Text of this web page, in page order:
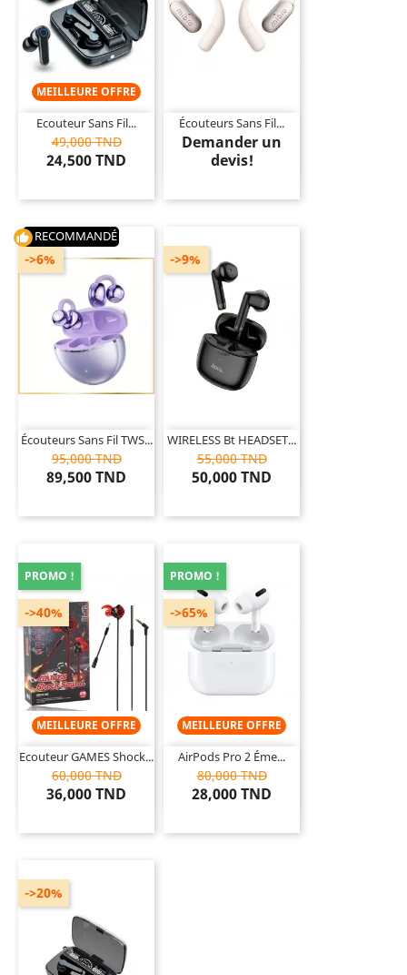
MEILLEURE OFFRE
Ecouteur Sans Fil...
49,000 TND
24,500 TND
Écouteurs Sans Fil...
Demander un
devis!
thumb_up RECOMMANDÉ
Écouteurs Sans Fil TWS...
95,000 TND
89,500 TND
->6%
WIRELESS Bt HEADSET...
55,000 TND
50,000 TND
->9%
MEILLEURE OFFRE
Ecouteur GAMES Shock...
60,000 TND
36,000 TND
PROMO !
->40%
MEILLEURE OFFRE
AirPods Pro 2 Éme...
80,000 TND
28,000 TND
PROMO !
->65%
->20%